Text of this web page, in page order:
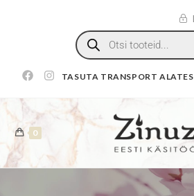
TASUTA TRANSPORT
0